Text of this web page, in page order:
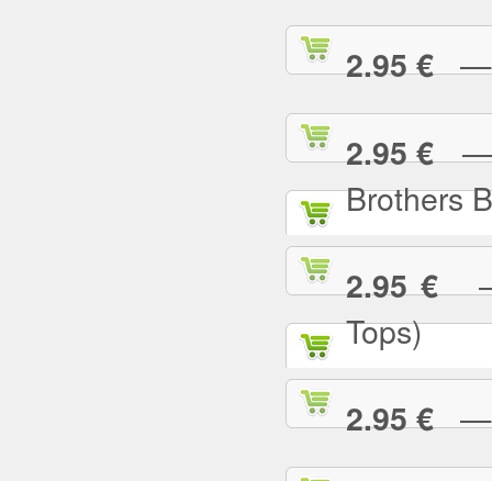
2.95 €—
2.95 €—
Brothers
2.95 €—
Tops)
2.95 €—